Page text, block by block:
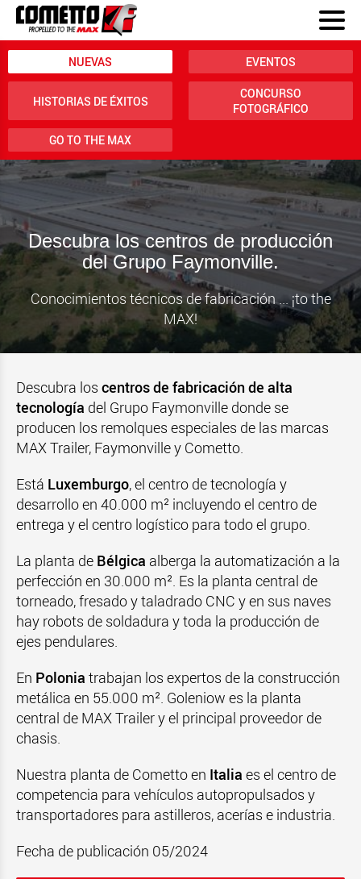
NUEVAS EVENTOS
HISTORIAS DE ÉXITOS
CONCURSO
FOTOGRÁFICO
GO TO THE MAX
Descubra los centros de producción
del Grupo Faymonville.
Conocimientos técnicos de fabricación ... ¡to the
MAX!
Descubra los centros de fabricación de alta
tecnología del Grupo Faymonville donde se
producen los remolques especiales de las marcas
MAX Trailer, Faymonville y Cometto.
Está Luxemburgo, el centro de tecnología y
desarrollo en 40.000 m² incluyendo el centro de
entrega y el centro logístico para todo el grupo.
La planta de Bélgica alberga la automatización a la
perfección en 30.000 m². Es la planta central de
torneado, fresado y taladrado CNC y en sus naves
hay robots de soldadura y toda la producción de
ejes pendulares.
En Polonia trabajan los expertos de la construcción
metálica en 55.000 m². Goleniow es la planta
central de MAX Trailer y el principal proveedor de
chasis.
Nuestra planta de Cometto en Italia es el centro de
competencia para vehículos autopropulsados y
transportadores para astilleros, acerías e industria.
Fecha de publicación 05/2024